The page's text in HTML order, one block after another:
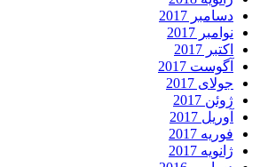
دسامبر 2017
نوامبر 2017
اکتبر 2017
آگوست 2017
جولای 2017
ژوئن 2017
آوریل 2017
فوریه 2017
ژانویه 2017